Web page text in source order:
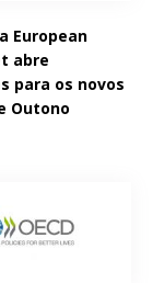
European
abre
para os novos
Outono